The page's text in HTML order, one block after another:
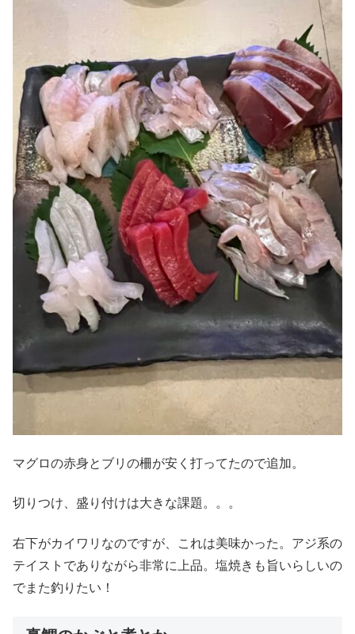
マグロの赤身とブリの柵が安く打ってたので追加。
切りつけ、盛り付けは大きな課題。。。
右下がカイワリなのですが、これは美味かった。アジ系の
テイストでありながら非常に上品。塩焼きも旨いらしいの
でまた釣りたい！